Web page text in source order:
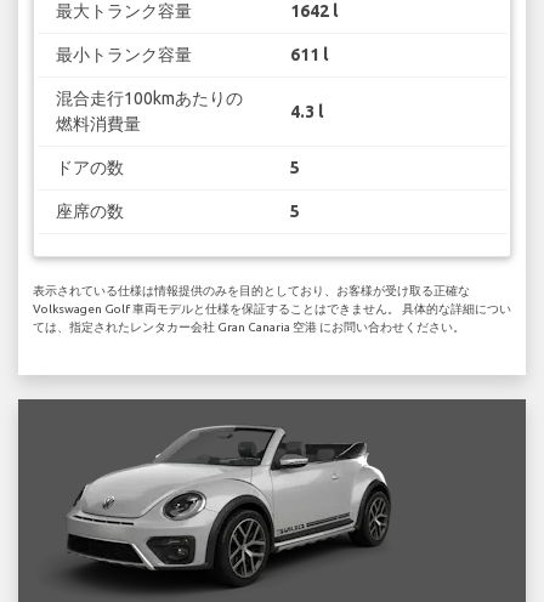
最大トランク容量 1642 l
最小トランク容量 611 l
混合走行100kmあたりの
燃料消費量
4.3 l
ドアの数 5
座席の数 5
表示されている仕様は情報提供のみを目的としており、お客様が受け取る正確な
Volkswagen Golf 車両モデルと仕様を保証することはできません。 具体的な詳細につい
ては、指定されたレンタカー会社 Gran Canaria 空港 にお問い合わせください。